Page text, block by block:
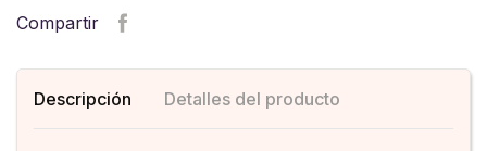
Compartir
Descripción Detalles del producto